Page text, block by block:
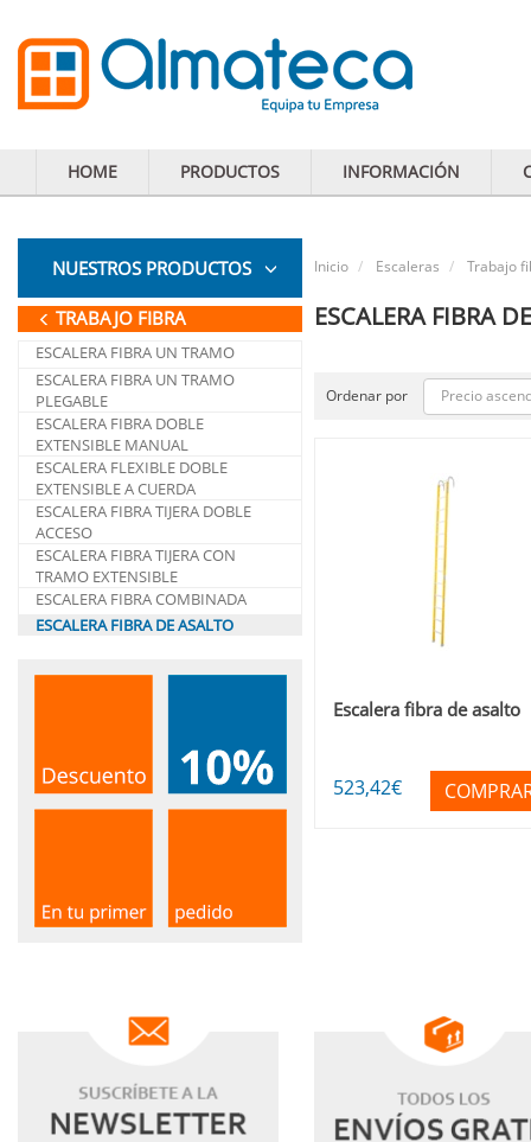
HOME PRODUCTOS INFORMACIÓN
NUESTROS PRODUCTOS
TRABAJO FIBRA
ESCALERA FIBRA UN TRAMO
ESCALERA FIBRA UN TRAMO
PLEGABLE
ESCALERA FIBRA DOBLE
EXTENSIBLE MANUAL
ESCALERA FLEXIBLE DOBLE
EXTENSIBLE A CUERDA
ESCALERA FIBRA TIJERA DOBLE
ACCESO
ESCALERA FIBRA TIJERA CON
TRAMO EXTENSIBLE
ESCALERA FIBRA COMBINADA
ESCALERA FIBRA DE ASALTO
Inicio Escaleras Trabajo
ESCALERA FIBRA
Ordenar por Precio
Escalera fibra de asalto
523,42€